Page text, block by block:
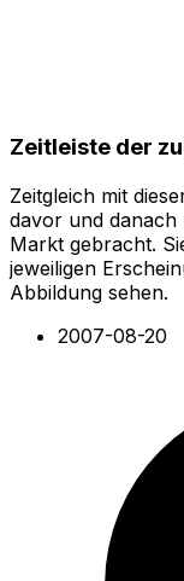
Zeitleiste der
Zeitgleich mit
davor und danach
Markt gebracht.
jeweiligen
Abbildung sehen.
2007-08-20